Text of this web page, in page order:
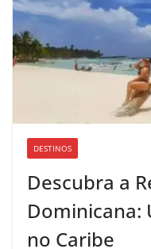
DESTINOS
Descubra a
Dominicana:
no Caribe